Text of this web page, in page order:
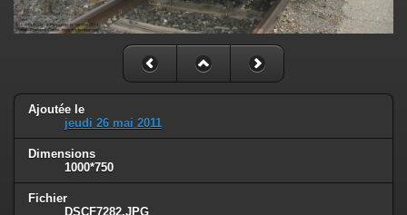
Ajoutée le
jeudi 26 mai 2011
Dimensions
1000*750
Fichier
DSCF7282.JPG